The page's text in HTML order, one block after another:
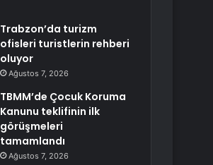
Trabzon’da turizm
ofisleri turistlerin rehberi
oluyor
Ağustos 7, 2026
TBMM’de Çocuk Koruma
Kanunu teklifinin ilk
görüşmeleri
tamamlandı
Ağustos 7, 2026